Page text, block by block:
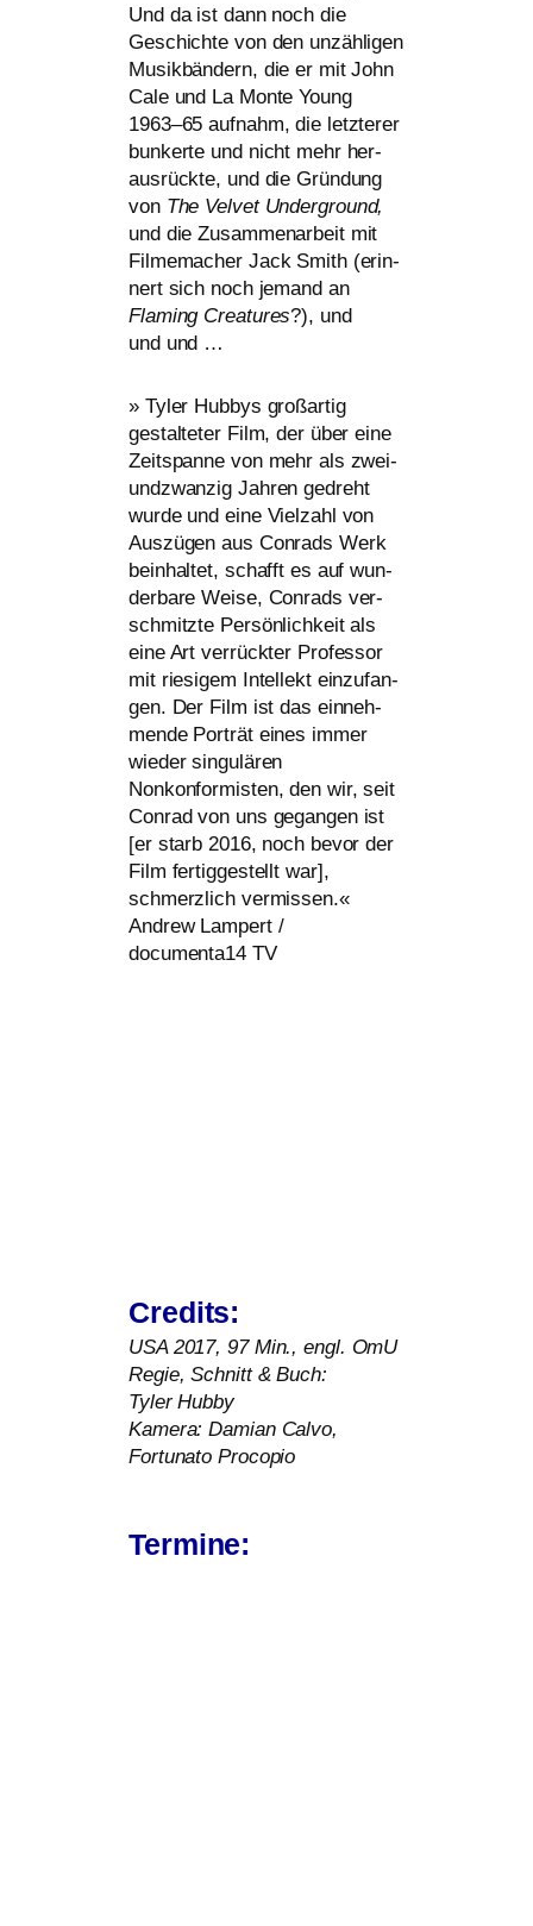
Und da ist dann noch die
Geschichte von den unzäh­li­gen
Musikbändern, die er mit John
Cale und La Monte Young
1963–65 auf­nahm, die letz­te­rer
bun­ker­te und nicht mehr her­
aus­rück­te, und die Gründung
von The Velvet Underground,
und die Zusammenarbeit mit
Filmemacher Jack Smith (erin­
nert sich noch jemand an
Flaming Creatures?), und
und und …
»Tyler Hubbys groß­ar­tig
gestal­te­ter Film, der über eine
Zeitspanne von mehr als zwei­
und­zwan­zig Jahren gedreht
wur­de und eine Vielzahl von
Auszügen aus Conrads Werk
beinhal­tet, schafft es auf wun­
der­ba­re Weise, Conrads ver­
schmitz­te Persönlichkeit als
eine Art ver­rück­ter Professor
mit rie­si­gem Intellekt ein­zu­fan­
gen. Der Film ist das ein­neh­
men­de Porträt eines immer
wie­der sin­gu­lä­ren
Nonkonformisten, den wir, seit
Conrad von uns gegan­gen ist
[er starb 2016, noch bevor der
Film fer­tig­ge­stellt war],
schmerz­lich ver­mis­sen.«
Andrew Lampert /
documenta14 TV
Credits:
USA2017, 97 Min., engl. OmU
Regie, Schnitt &Buch:
Tyler Hubby
Kamera: Damian Calvo,
Fortunato Procopio
Termine: